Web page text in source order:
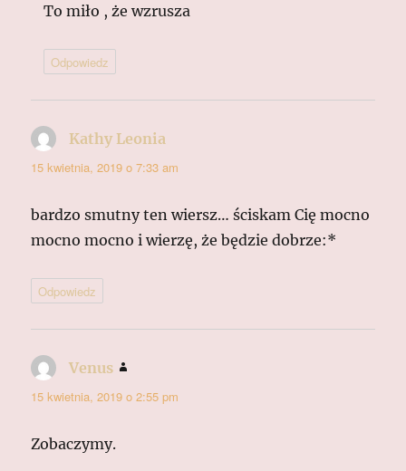
To miło , że wzrusza
Odpowiedz
Kathy Leonia
15 kwietnia, 2019 o 7:33 am
bardzo smutny ten wiersz… ściskam Cię mocno
mocno mocno i wierzę, że będzie dobrze:*
Odpowiedz
Venus
15 kwietnia, 2019 o 2:55 pm
Zobaczymy.